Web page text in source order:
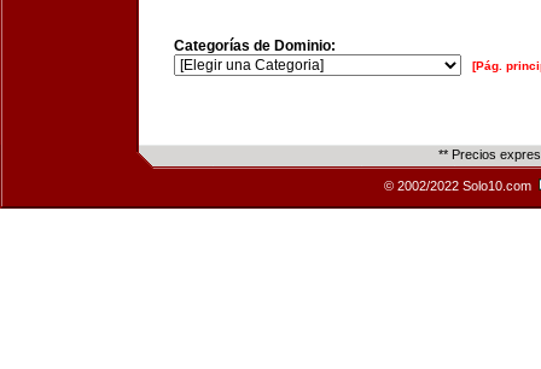
Categorías de Dominio:
[Pág.
** Precios
© 2002/2022 Solo10.com